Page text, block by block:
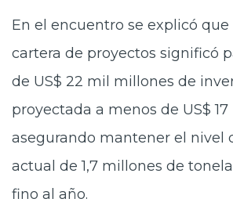
En el encuentro se explicó que
cartera de proyectos significó
de US$ 22 mil millones de
proyectada a menos de US$
asegurando mantener el nivel
actual de 1,7 millones de
fino al año.